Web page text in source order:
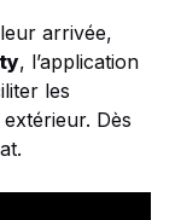
arrivée,
, l’application
les
Dès